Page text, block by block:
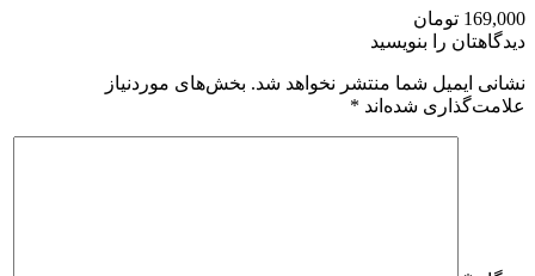
169,000 تومان
دیدگاهتان را بنویسید
نشانی ایمیل شما منتشر نخواهد شد. بخش‌های موردنیاز
علامت‌گذاری شده‌اند *